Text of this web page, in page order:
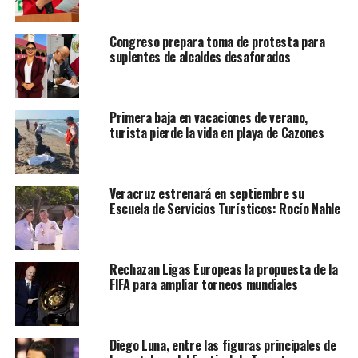
instalaciones de la
parte de integrantes de sindicatos magisteriales.
En entrevista con Quatro Media Comunicaciones, la
mandataria expresó su reconocimiento y gratitud a las y
los docentes del estado por su compromiso con la
educación, destacando que Veracruz cuenta con el
mayor número de docentes en el país.
Congreso prepara toma de protesta para
suplentes de alcaldes desaforados
Primera baja en vacaciones de verano,
turista pierde la vida en playa de Cazones
Veracruz estrenará en septiembre su
Escuela de Servicios Turísticos: Rocío Nahle
Rechazan Ligas Europeas la propuesta de la
FIFA para ampliar torneos mundiales
Diego Luna, entre las figuras principales de